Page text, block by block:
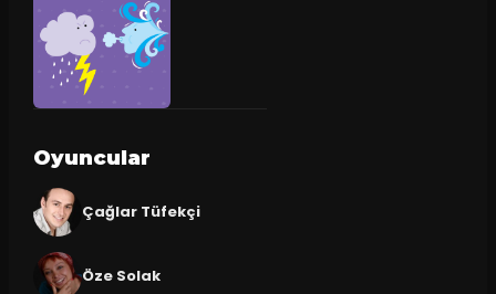
Oyuncular
Çağlar Tüfekçi
Öze Solak